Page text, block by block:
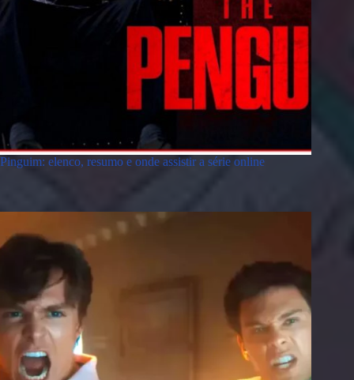
Pinguim: elenco, resumo e onde assistir a série online